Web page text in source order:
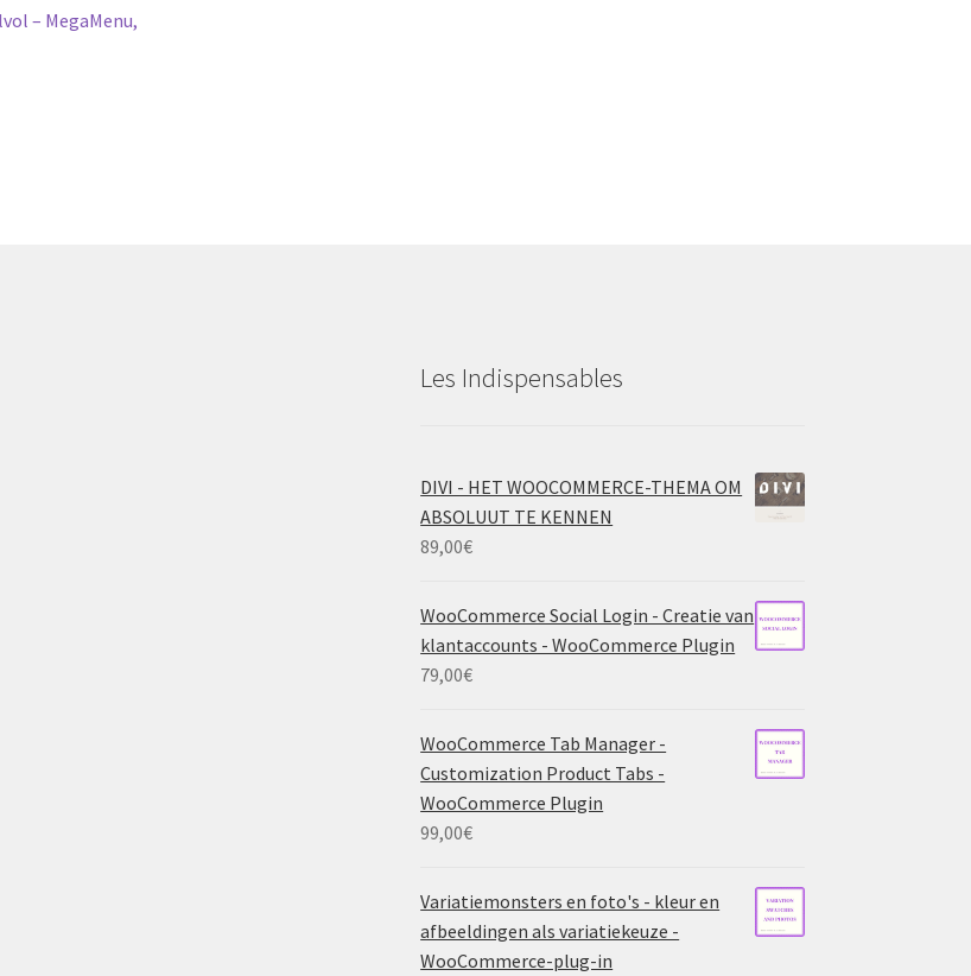
– MegaMenu,
Les Indispensables
DIVI - HET WOOCOMMERCE-THEMA OM
ABSOLUUT TE KENNEN
89,00€
WooCommerce Social Login - Creatie van
klantaccounts - WooCommerce Plugin
79,00€
WooCommerce Tab Manager -
Customization Product Tabs -
WooCommerce Plugin
99,00€
Variatiemonsters en foto's - kleur en
afbeeldingen als variatiekeuze -
WooCommerce-plug-in